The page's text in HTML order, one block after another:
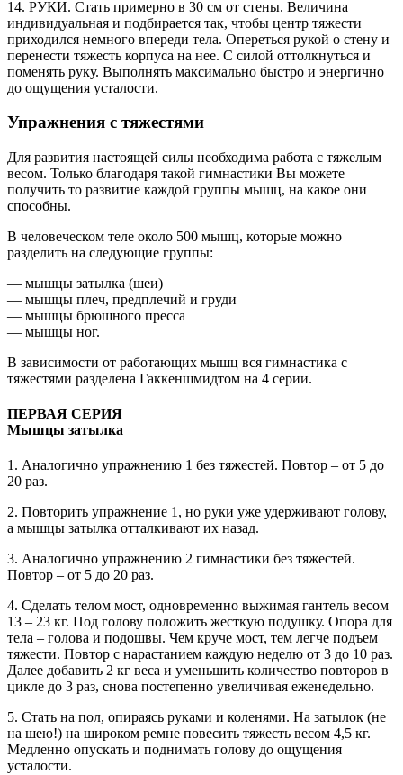
14. РУКИ. Стать примерно в 30 см от стены. Величина
индивидуальная и подбирается так, чтобы центр тяжести
приходился немного впереди тела. Опереться рукой о стену и
перенести тяжесть корпуса на нее. С силой оттолкнуться и
поменять руку. Выполнять максимально быстро и энергично
до ощущения усталости.
Упражнения с тяжестями
Для развития настоящей силы необходима работа с тяжелым
весом. Только благодаря такой гимнастики Вы можете
получить то развитие каждой группы мышц, на какое они
способны.
В человеческом теле около 500 мышц, которые можно
разделить на следующие группы:
— мышцы затылка (шеи)
— мышцы плеч, предплечий и груди
— мышцы брюшного пресса
— мышцы ног.
В зависимости от работающих мышц вся гимнастика с
тяжестями разделена Гаккеншмидтом на 4 серии.
ПЕРВАЯ СЕРИЯ
Мышцы затылка
1. Аналогично упражнению 1 без тяжестей. Повтор – от 5 до
20 раз.
2. Повторить упражнение 1, но руки уже удерживают голову,
а мышцы затылка отталкивают их назад.
3. Аналогично упражнению 2 гимнастики без тяжестей.
Повтор – от 5 до 20 раз.
4. Сделать телом мост, одновременно выжимая гантель весом
13 – 23 кг. Под голову положить жесткую подушку. Опора для
тела – голова и подошвы. Чем круче мост, тем легче подъем
тяжести. Повтор с нарастанием каждую неделю от 3 до 10 раз.
Далее добавить 2 кг веса и уменьшить количество повторов в
цикле до 3 раз, снова постепенно увеличивая еженедельно.
5. Стать на пол, опираясь руками и коленями. На затылок (не
на шею!) на широком ремне повесить тяжесть весом 4,5 кг.
Медленно опускать и поднимать голову до ощущения
усталости.